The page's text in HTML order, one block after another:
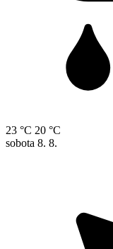
23 °C 20 °C
sobota 8. 8.